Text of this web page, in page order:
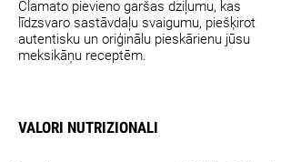
Clamato pievieno garšas dziļumu, kas
līdzsvaro sastāvdaļu svaigumu, piešķirot
autentisku un oriģinālu pieskārienu jūsu
meksikāņu receptēm.
VALORI NUTRIZIONALI